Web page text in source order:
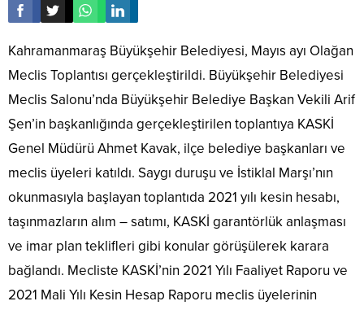
Kahramanmaraş Büyükşehir Belediyesi, Mayıs ayı Olağan
Meclis Toplantısı gerçekleştirildi. Büyükşehir Belediyesi
Meclis Salonu’nda Büyükşehir Belediye Başkan Vekili Arif
Şen’in başkanlığında gerçekleştirilen toplantıya KASKİ
Genel Müdürü Ahmet Kavak, ilçe belediye başkanları ve
meclis üyeleri katıldı. Saygı duruşu ve İstiklal Marşı’nın
okunmasıyla başlayan toplantıda 2021 yılı kesin hesabı,
taşınmazların alım – satımı, KASKİ garantörlük anlaşması
ve imar plan teklifleri gibi konular görüşülerek karara
bağlandı. Mecliste KASKİ’nin 2021 Yılı Faaliyet Raporu ve
2021 Mali Yılı Kesin Hesap Raporu meclis üyelerinin